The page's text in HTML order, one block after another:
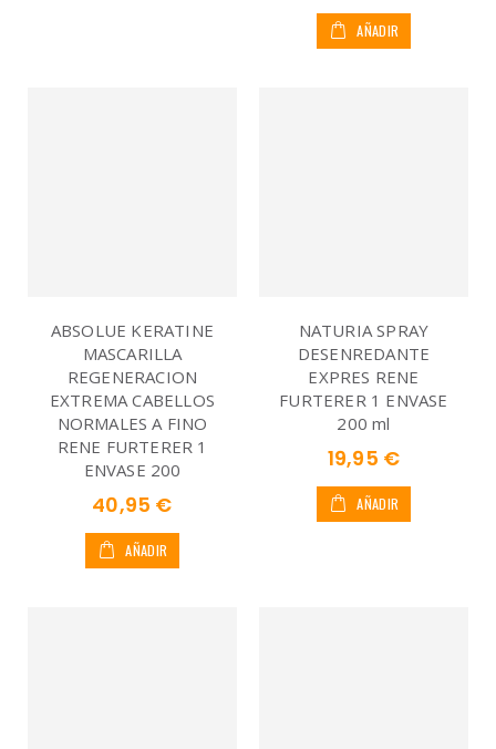
AÑADIR
ABSOLUE KERATINE
MASCARILLA
REGENERACION
EXTREMA CABELLOS
NORMALES A FINO
RENE FURTERER 1
ENVASE 200
40,95 €
AÑADIR
NATURIA SPRAY
DESENREDANTE
EXPRES RENE
FURTERER 1 ENVASE
200 ml
19,95 €
AÑADIR